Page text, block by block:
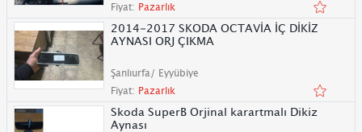
Fiyat: Pazarlık
2014-2017 SKODA OCTAVİA İÇ DİKİZ
AYNASI ORJ ÇIKMA
Şanlıurfa/ Eyyübiye
Fiyat: Pazarlık
Skoda SuperB Orjinal karartmalı Dikiz
Aynası